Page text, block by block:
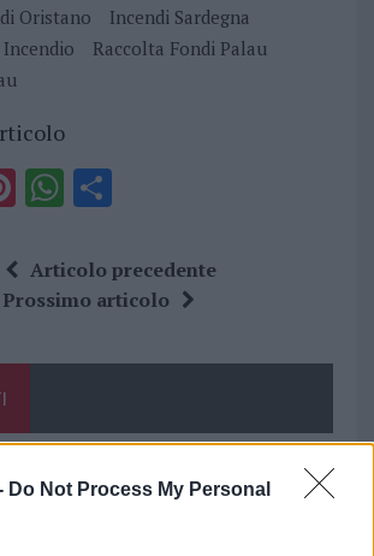
Do Not Process My Personal
Oristano
Incendi Sardegna
Raccolta Fondi Palau
Pi
te
re
W
at
s
p
S
a
re
Articolo precedente
Prossimo articolo
a San Pasquale arriva il Campo Base: